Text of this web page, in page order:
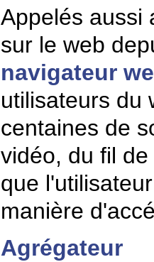
Appelés aussi
sur le web
navigateur
utilisateurs du
centaines de
vidéo, du fil
que
manière
Agrégateur